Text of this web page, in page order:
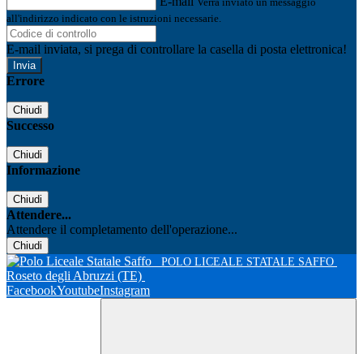
all'indirizzo indicato con le istruzioni necessarie.
E-mail inviata, si prega di controllare la casella di posta elettronica!
Errore
Chiudi
Successo
Chiudi
Informazione
Chiudi
Attendere...
Attendere il completamento dell'operazione...
Chiudi
POLO LICEALE STATALE SAFFO
Roseto degli Abruzzi (TE)
FacebookYoutubeInstagram